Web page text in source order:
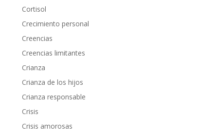
Cortisol
Crecimiento personal
Creencias
Creencias limitantes
Crianza
Crianza de los hijos
Crianza responsable
Crisis
Crisis amorosas